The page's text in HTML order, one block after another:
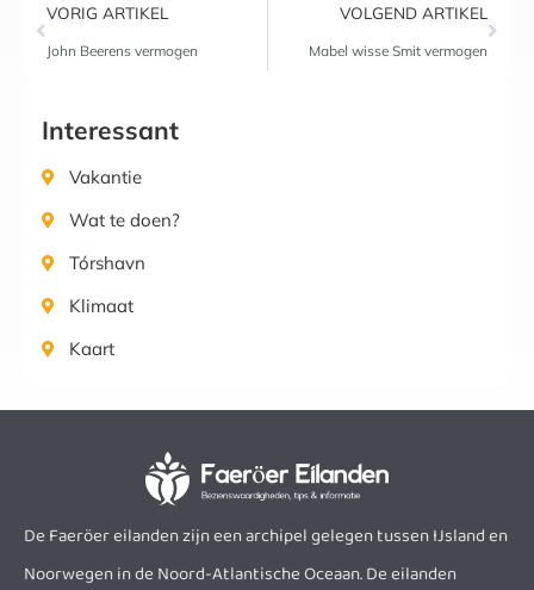
VORIG ARTIKEL
John Beerens vermogen
VOLGEND ARTIKEL
Mabel wisse Smit vermogen
Interessant
Vakantie
Wat te doen?
Tórshavn
Klimaat
Kaart
De Faeröer eilanden zijn een archipel gelegen tussen IJsland en
Noorwegen in de Noord-Atlantische Oceaan. De eilanden